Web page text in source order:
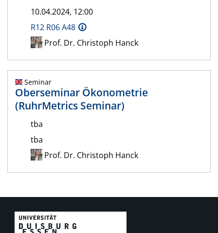
10.04.2024, 12:00
R12 R06 A48
Prof. Dr. Christoph Hanck
Seminar
Oberseminar Ökonometrie
(RuhrMetrics Seminar)
tba
tba
Prof. Dr. Christoph Hanck